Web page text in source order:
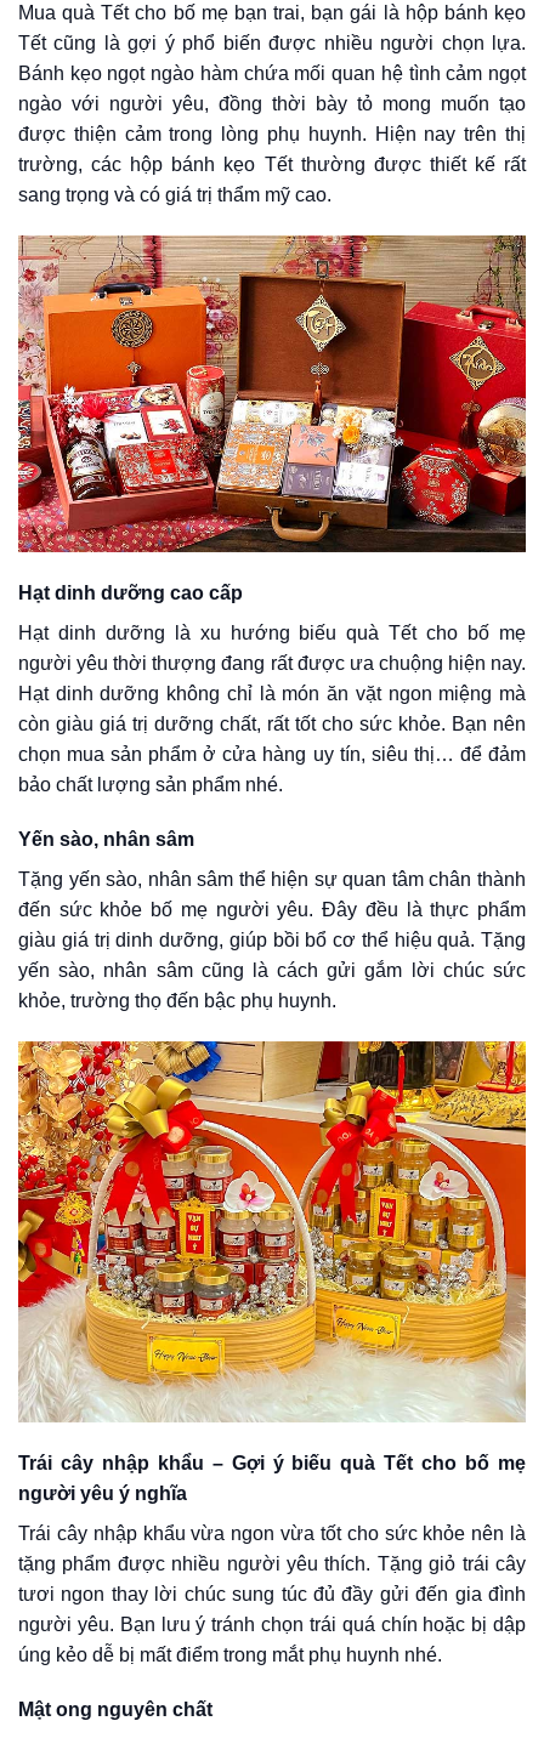
Mua quà Tết cho bố mẹ bạn trai, bạn gái là hộp bánh kẹo
Tết cũng là gợi ý phổ biến được nhiều người chọn lựa.
Bánh kẹo ngọt ngào hàm chứa mối quan hệ tình cảm ngọt
ngào với người yêu, đồng thời bày tỏ mong muốn tạo
được thiện cảm trong lòng phụ huynh. Hiện nay trên thị
trường, các hộp bánh kẹo Tết thường được thiết kế rất
sang trọng và có giá trị thẩm mỹ cao.
Hạt dinh dưỡng cao cấp
Hạt dinh dưỡng là xu hướng biếu quà Tết cho bố mẹ
người yêu thời thượng đang rất được ưa chuộng hiện nay.
Hạt dinh dưỡng không chỉ là món ăn vặt ngon miệng mà
còn giàu giá trị dưỡng chất, rất tốt cho sức khỏe. Bạn nên
chọn mua sản phẩm ở cửa hàng uy tín, siêu thị… để đảm
bảo chất lượng sản phẩm nhé.
Yến sào, nhân sâm
Tặng yến sào, nhân sâm thể hiện sự quan tâm chân thành
đến sức khỏe bố mẹ người yêu. Đây đều là thực phẩm
giàu giá trị dinh dưỡng, giúp bồi bổ cơ thể hiệu quả. Tặng
yến sào, nhân sâm cũng là cách gửi gắm lời chúc sức
khỏe, trường thọ đến bậc phụ huynh.
Trái cây nhập khẩu – Gợi ý biếu quà Tết cho bố mẹ
người yêu ý nghĩa
Trái cây nhập khẩu vừa ngon vừa tốt cho sức khỏe nên là
tặng phẩm được nhiều người yêu thích. Tặng giỏ trái cây
tươi ngon thay lời chúc sung túc đủ đầy gửi đến gia đình
người yêu. Bạn lưu ý tránh chọn trái quá chín hoặc bị dập
úng kẻo dễ bị mất điểm trong mắt phụ huynh nhé.
Mật ong nguyên chất